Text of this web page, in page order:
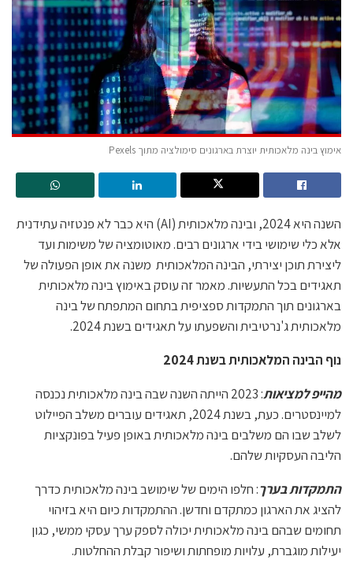
אימוץ בינה מלאכותית יוצרת בארגונים סימולציה מתוך Pexels
השנה היא 2024, ובינה מלאכותית (AI) היא כבר לא פנטזיה עתידנית
אלא כלי שימושי בידי ארגונים רבים. מאוטומציה של משימות ועד
ליצירת תוכן יצירתי, הבינה המלאכותית משנה את אופן הפעולה של
תאגידים בכל התעשיות. מאמר זה עוסק באימוץ בינה מלאכותית
בארגונים תוך התמקדות ספציפית בתחום המתפתח של בינה
מלאכותית ג'נרטיבית והשפעתו על תאגידים בשנת 2024.
נוף הבינה המלאכותית בשנת 2024
מהייפ למציאות
: 2023 הייתה השנה שבה בינה מלאכותית נכנסה
למיינסטרים. כעת, בשנת 2024, תאגידים עוברים משלב הפיילוט
לשלב שבו הם משלבים בינה מלאכותית באופן פעיל בפונקציות
הליבה העסקיות שלהם.
התמקדות בערך: חלפו הימים של שימושב בינה מלאכותית כדרך
להציג את הארגון כמתקדם וחדשן. ההתמקדות כיום היא בזיהוי
תחומים שבהם בינה מלאכותית יכולה לספק ערך עסקי ממשי, כגון
יעילות מוגברת, עלויות מופחתות ושיפור קבלת ההחלטות.